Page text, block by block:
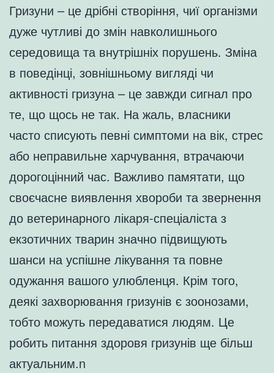
Гризуни – це дрібні створіння, чиї організми
дуже чутливі до змін навколишнього
середовища та внутрішніх порушень. Зміна
в поведінці, зовнішньому вигляді чи
активності гризуна – це завжди сигнал про
те, що щось не так. На жаль, власники
часто списують певні симптоми на вік, стрес
або неправильне харчування, втрачаючи
дорогоцінний час. Важливо памятати, що
своєчасне виявлення хвороби та звернення
до ветеринарного лікаря-спеціаліста з
екзотичних тварин значно підвищують
шанси на успішне лікування та повне
одужання вашого улюбленця. Крім того,
деякі захворювання гризунів є зоонозами,
тобто можуть передаватися людям. Це
робить питання здоровя гризунів ще більш
актуальним.n